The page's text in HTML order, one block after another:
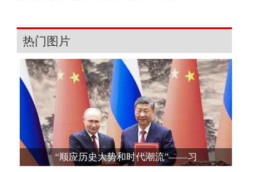
热门图片
“顺应历史大势和时代潮流”——习